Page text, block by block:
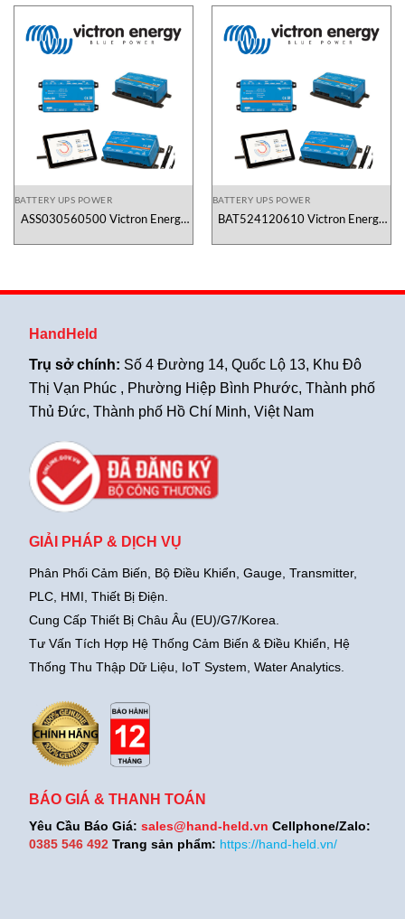
BATTERY UPS POWER
ASS030560500 Victron Energy
BATTERY UPS POWER
BAT524120610 Victron Energy
HandHeld
Trụ sở chính: Số 4 Đường 14, Quốc Lộ 13, Khu Đô
Thị Vạn Phúc , Phường Hiệp Bình Phước, Thành phố
Thủ Đức, Thành phố Hồ Chí Minh, Việt Nam
GIẢI PHÁP & DỊCH VỤ
Phân Phối Cảm Biến, Bộ Điều Khiển, Gauge, Transmitter,
PLC, HMI, Thiết Bị Điện.
Cung Cấp Thiết Bị Châu Âu (EU)/G7/Korea.
Tư Vấn Tích Hợp Hệ Thống Cảm Biến & Điều Khiển, Hệ
Thống Thu Thập Dữ Liệu, IoT System, Water Analytics.
BÁO GIÁ & THANH TOÁN
Yêu Cầu Báo Giá: sales@hand-held.vn Cellphone/Zalo:
0385 546 492Trang sản phẩm: https://hand-held.vn/